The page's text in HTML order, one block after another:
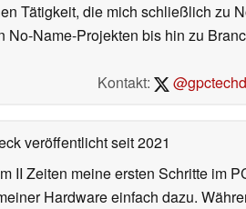
Tätigkeit, die mich schließlich zu
Name-Projekten bis hin zu
Kontakt:
veröffentlichtseit 2021
II Zeiten meine ersten Schritte im
Hardware einfach dazu.